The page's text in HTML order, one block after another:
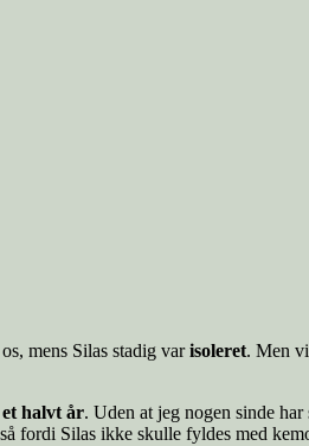
mens Silas stadig varisoleret. Men
halvt år. Uden at jeg nogen sinde
fordi Silas ikke skulle fyldes med